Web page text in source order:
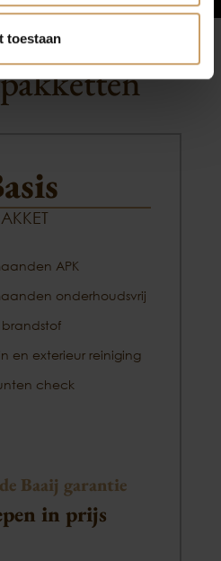
toestaan
APK
onderhoudsvrij
en exterieur reiniging
check
Baaij garantie
in prijs